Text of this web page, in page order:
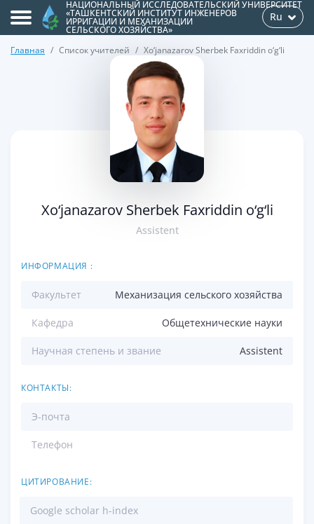
НАЦИОНАЛЬНЫЙ ИССЛЕДОВАТЕЛЬСКИЙ УНИВЕРСИТЕТ
«ТАШКЕНТСКИЙ ИНСТИТУТ ИНЖЕНЕРОВ
ИРРИГАЦИИ И МЕХАНИЗАЦИИ
СЕЛЬСКОГО ХОЗЯЙСТВА»
Ru
Главная Список учителей Xo‘janazarov Sherbek Faxriddin o‘g‘li
Xo‘janazarov Sherbek Faxriddin o‘g‘li
Assistent
ИНФОРМАЦИЯ :
Факультет Механизация сельского хозяйства
Кафедра Общетехнические науки
Научная степень и звание Assistent
КОНТАКТЫ:
Э-почта
Телефон
ЦИТИРОВАНИЕ:
Google scholar h-index